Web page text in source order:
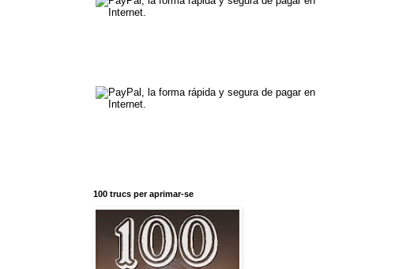
100 trucs per aprimar-se